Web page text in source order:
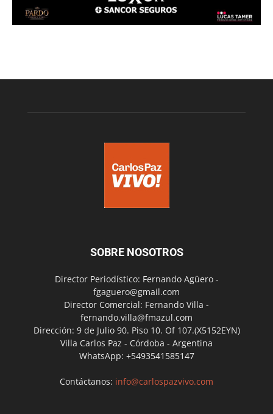
SOBRE NOSOTROS
Director Periodístico: Fernando Agüero -
fgaguero@gmail.com
Director Comercial: Fernando Villa -
fernando.villa@fmazul.com
Dirección: 9 de Julio 90. Piso 10. Of 107.(X5152EYN)
Villa Carlos Paz - Córdoba - Argentina
WhatsApp: +5493541585147
Contáctanos: info@carlospazvivo.com